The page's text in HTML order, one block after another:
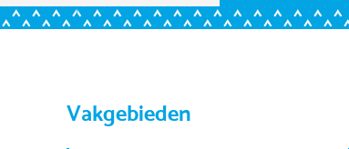
Vakgebieden